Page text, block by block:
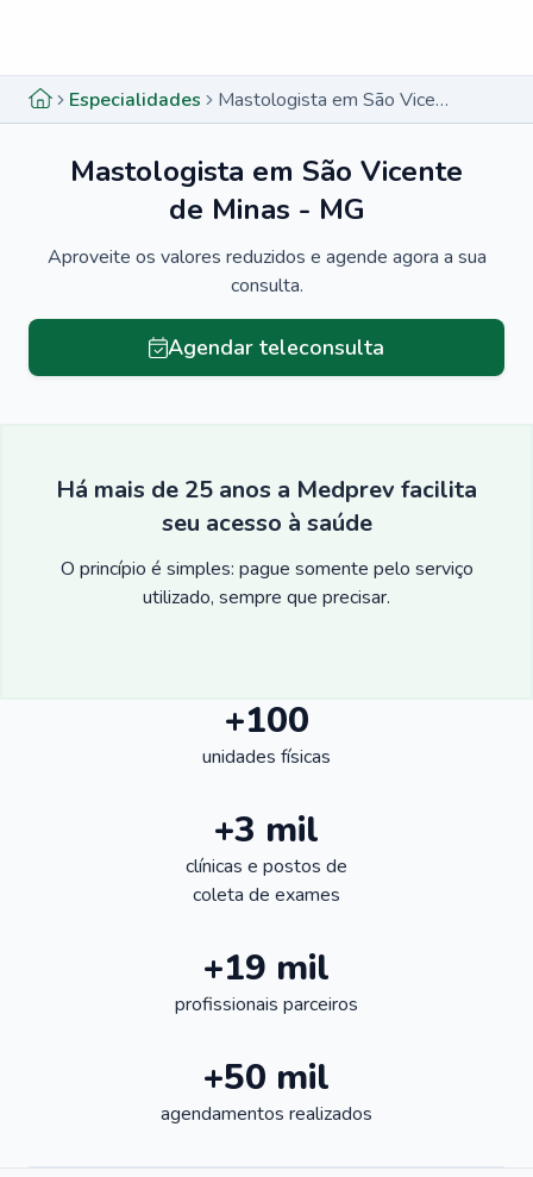
Especialidades Mastologista em São Vicente de Minas - MG
Mastologista em São Vicente
de Minas - MG
Aproveite os valores reduzidos e agende agora a sua
consulta.
Agendar teleconsulta
Há mais de 25 anos a Medprev facilita
seu acesso à saúde
O princípio é simples: pague somente pelo serviço
utilizado, sempre que precisar.
+100
unidades físicas
+3 mil
clínicas e postos de
coleta de exames
+19 mil
profissionais parceiros
+50 mil
agendamentos realizados